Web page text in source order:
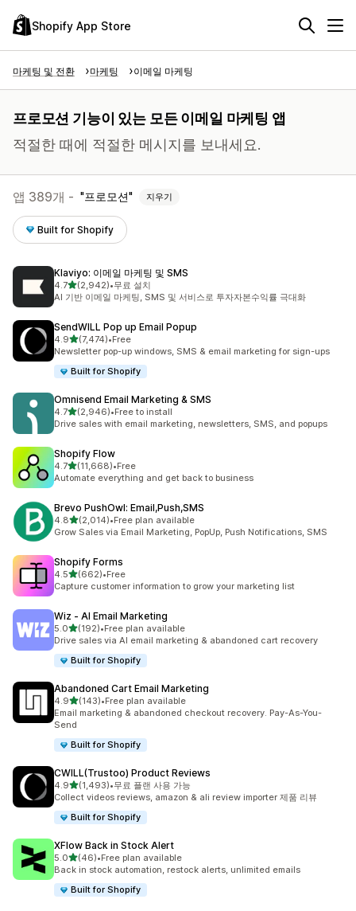
Shopify App Store
마케팅 및 전환 마케팅 이메일 마케팅
프로모션 기능이 있는 모든 이메일 마케팅 앱
적절한 때에 적절한 메시지를 보내세요.
앱 389개 - 프로모션 지우기
Built for Shopify
Klaviyo: 이메일 마케팅 및 SMS
4.7별 5개 중
(2,942)
총 리뷰 2942개
•무료 설치
AI 기반 이메일 마케팅, SMS 및 서비스로 투자자본수익률 극대화
SendWILL Pop up Email Popup
4.9별 5개 중
(7,474)
총 리뷰 7474개
•Free
Newsletter pop-up windows, SMS & email marketing for sign-ups
Built for Shopify
Omnisend Email Marketing & SMS
4.7별 5개 중
(2,946)
총 리뷰 2946개
•Free to install
Drive sales with email marketing, newsletters, SMS, and popups
Shopify Flow
4.7별 5개 중
(11,668)
총 리뷰 11668개
•Free
Automate everything and get back to business
Brevo PushOwl: Email,Push,SMS
4.8별 5개 중
(2,014)
총 리뷰 2014개
•Free plan available
Grow Sales via Email Marketing, PopUp, Push Notifications, SMS
Shopify Forms
4.5별 5개 중
(662)
총 리뷰 662개
•Free
Capture customer information to grow your marketing list
Wiz ‑ AI Email Marketing
5.0별 5개 중
(192)
총 리뷰 192개
•Free plan available
Drive sales via AI email marketing & abandoned cart recovery
Built for Shopify
Abandoned Cart Email Marketing
4.9별 5개 중
(143)
총 리뷰 143개
•Free plan available
Email marketing & abandoned checkout recovery. Pay-As-You-
Send
Built for Shopify
CWILL(Trustoo) Product Reviews
4.9별 5개 중
(1,493)
총 리뷰 1493개
•무료 플랜 사용 가능
Collect videos reviews, amazon & ali review importer 제품 리뷰
Built for Shopify
XFlow Back in Stock Alert
5.0별 5개 중
(46)
총 리뷰 46개
•Free plan available
Back in stock automation, restock alerts, unlimited emails
Built for Shopify